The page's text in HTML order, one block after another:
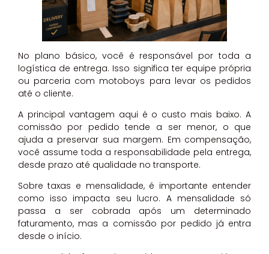
No plano básico, você é responsável por toda a
logística de entrega. Isso significa ter equipe própria
ou parceria com motoboys para levar os pedidos
até o cliente.
A principal vantagem aqui é o custo mais baixo. A
comissão por pedido tende a ser menor, o que
ajuda a preservar sua margem. Em compensação,
você assume toda a responsabilidade pela entrega,
desde prazo até qualidade no transporte.
Sobre taxas e mensalidade, é importante entender
como isso impacta seu lucro. A mensalidade só
passa a ser cobrada após um determinado
faturamento, mas a comissão por pedido já entra
desde o início.